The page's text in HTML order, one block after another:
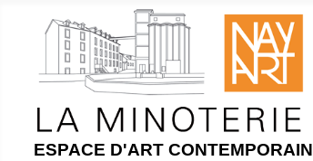
ESPACE D'ART CONTEMPORAIN